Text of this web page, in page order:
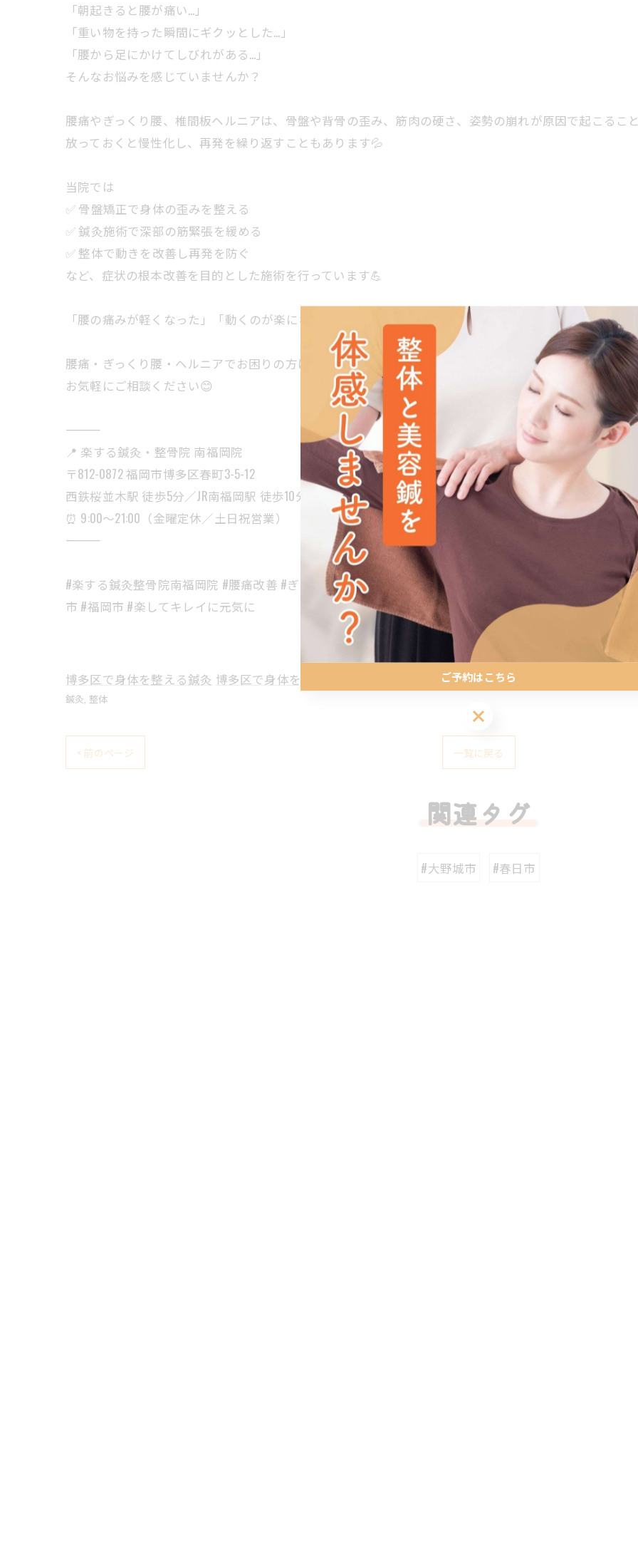
「朝起きると腰が痛い…」
「重い物を持った瞬間にギクッとした…」
「腰から足にかけてしびれがある…」
そんなお悩みを感じていませんか？
腰痛やぎっくり腰、椎間板ヘルニアは、骨盤や背骨の歪み、筋肉の硬さ、姿勢の崩れが原因で起こること
放っておくと慢性化し、再発を繰り返すこともあります💦
当院では
✅ 骨盤矯正で身体の歪みを整える
✅ 鍼灸施術で深部の筋緊張を緩める
✅ 整体で動きを改善し再発を防ぐ
など、症状の根本改善を目的とした施術を行っています💪
「腰の痛みが軽くなった」「動くのが楽になった」など、たくさんのお声をいただいています✨
腰痛・ぎっくり腰・ヘルニアでお困りの方は、早めのケアが大切です。
お気軽にご相談ください😊
――――――――――
📍 楽する鍼灸・整骨院 南福岡院
〒812-0872 福岡市博多区春町3-5-12
西鉄桜並木駅 徒歩5分／JR南福岡駅 徒歩10分
⏰ 9:00〜21:00（金曜定休／土日祝営業）
――――――――――
#楽する鍼灸整骨院南福岡院 #腰痛改善 #ぎっくり腰 #ヘルニア改善 #坐骨神経痛 #骨盤矯正 #鍼灸 #整体
市 #福岡市 #楽してキレイに元気に
博多区で身体を整える鍼灸 博多区で身体を整える整体を提供
鍼灸 整体
< 前のページ 一覧に戻る
関連タグ
#大野城市 #春日市
ご予約はこちら
ご予約はこちら